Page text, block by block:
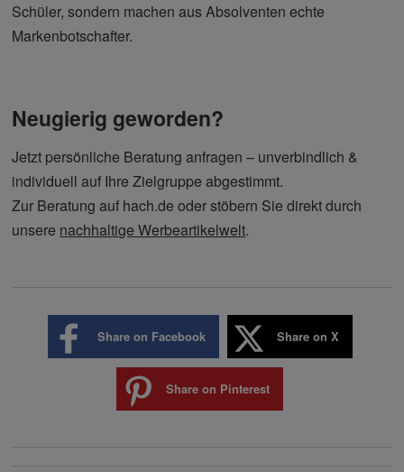
Schüler, sondern machen aus Absolventen echte
Markenbotschafter.
Neugierig geworden?
Jetzt persönliche Beratung anfragen – unverbindlich &
individuell auf Ihre Zielgruppe abgestimmt.
Zur Beratung auf hach.de oder stöbern Sie direkt durch
unsere nachhaltige Werbeartikelwelt.
Share on Facebook Share on X
Share on Pinterest